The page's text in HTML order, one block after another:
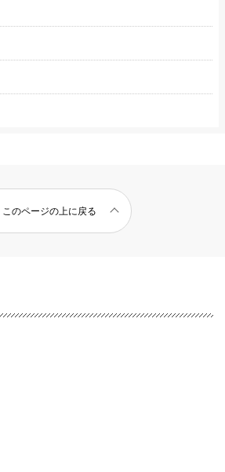
このページの上に戻る